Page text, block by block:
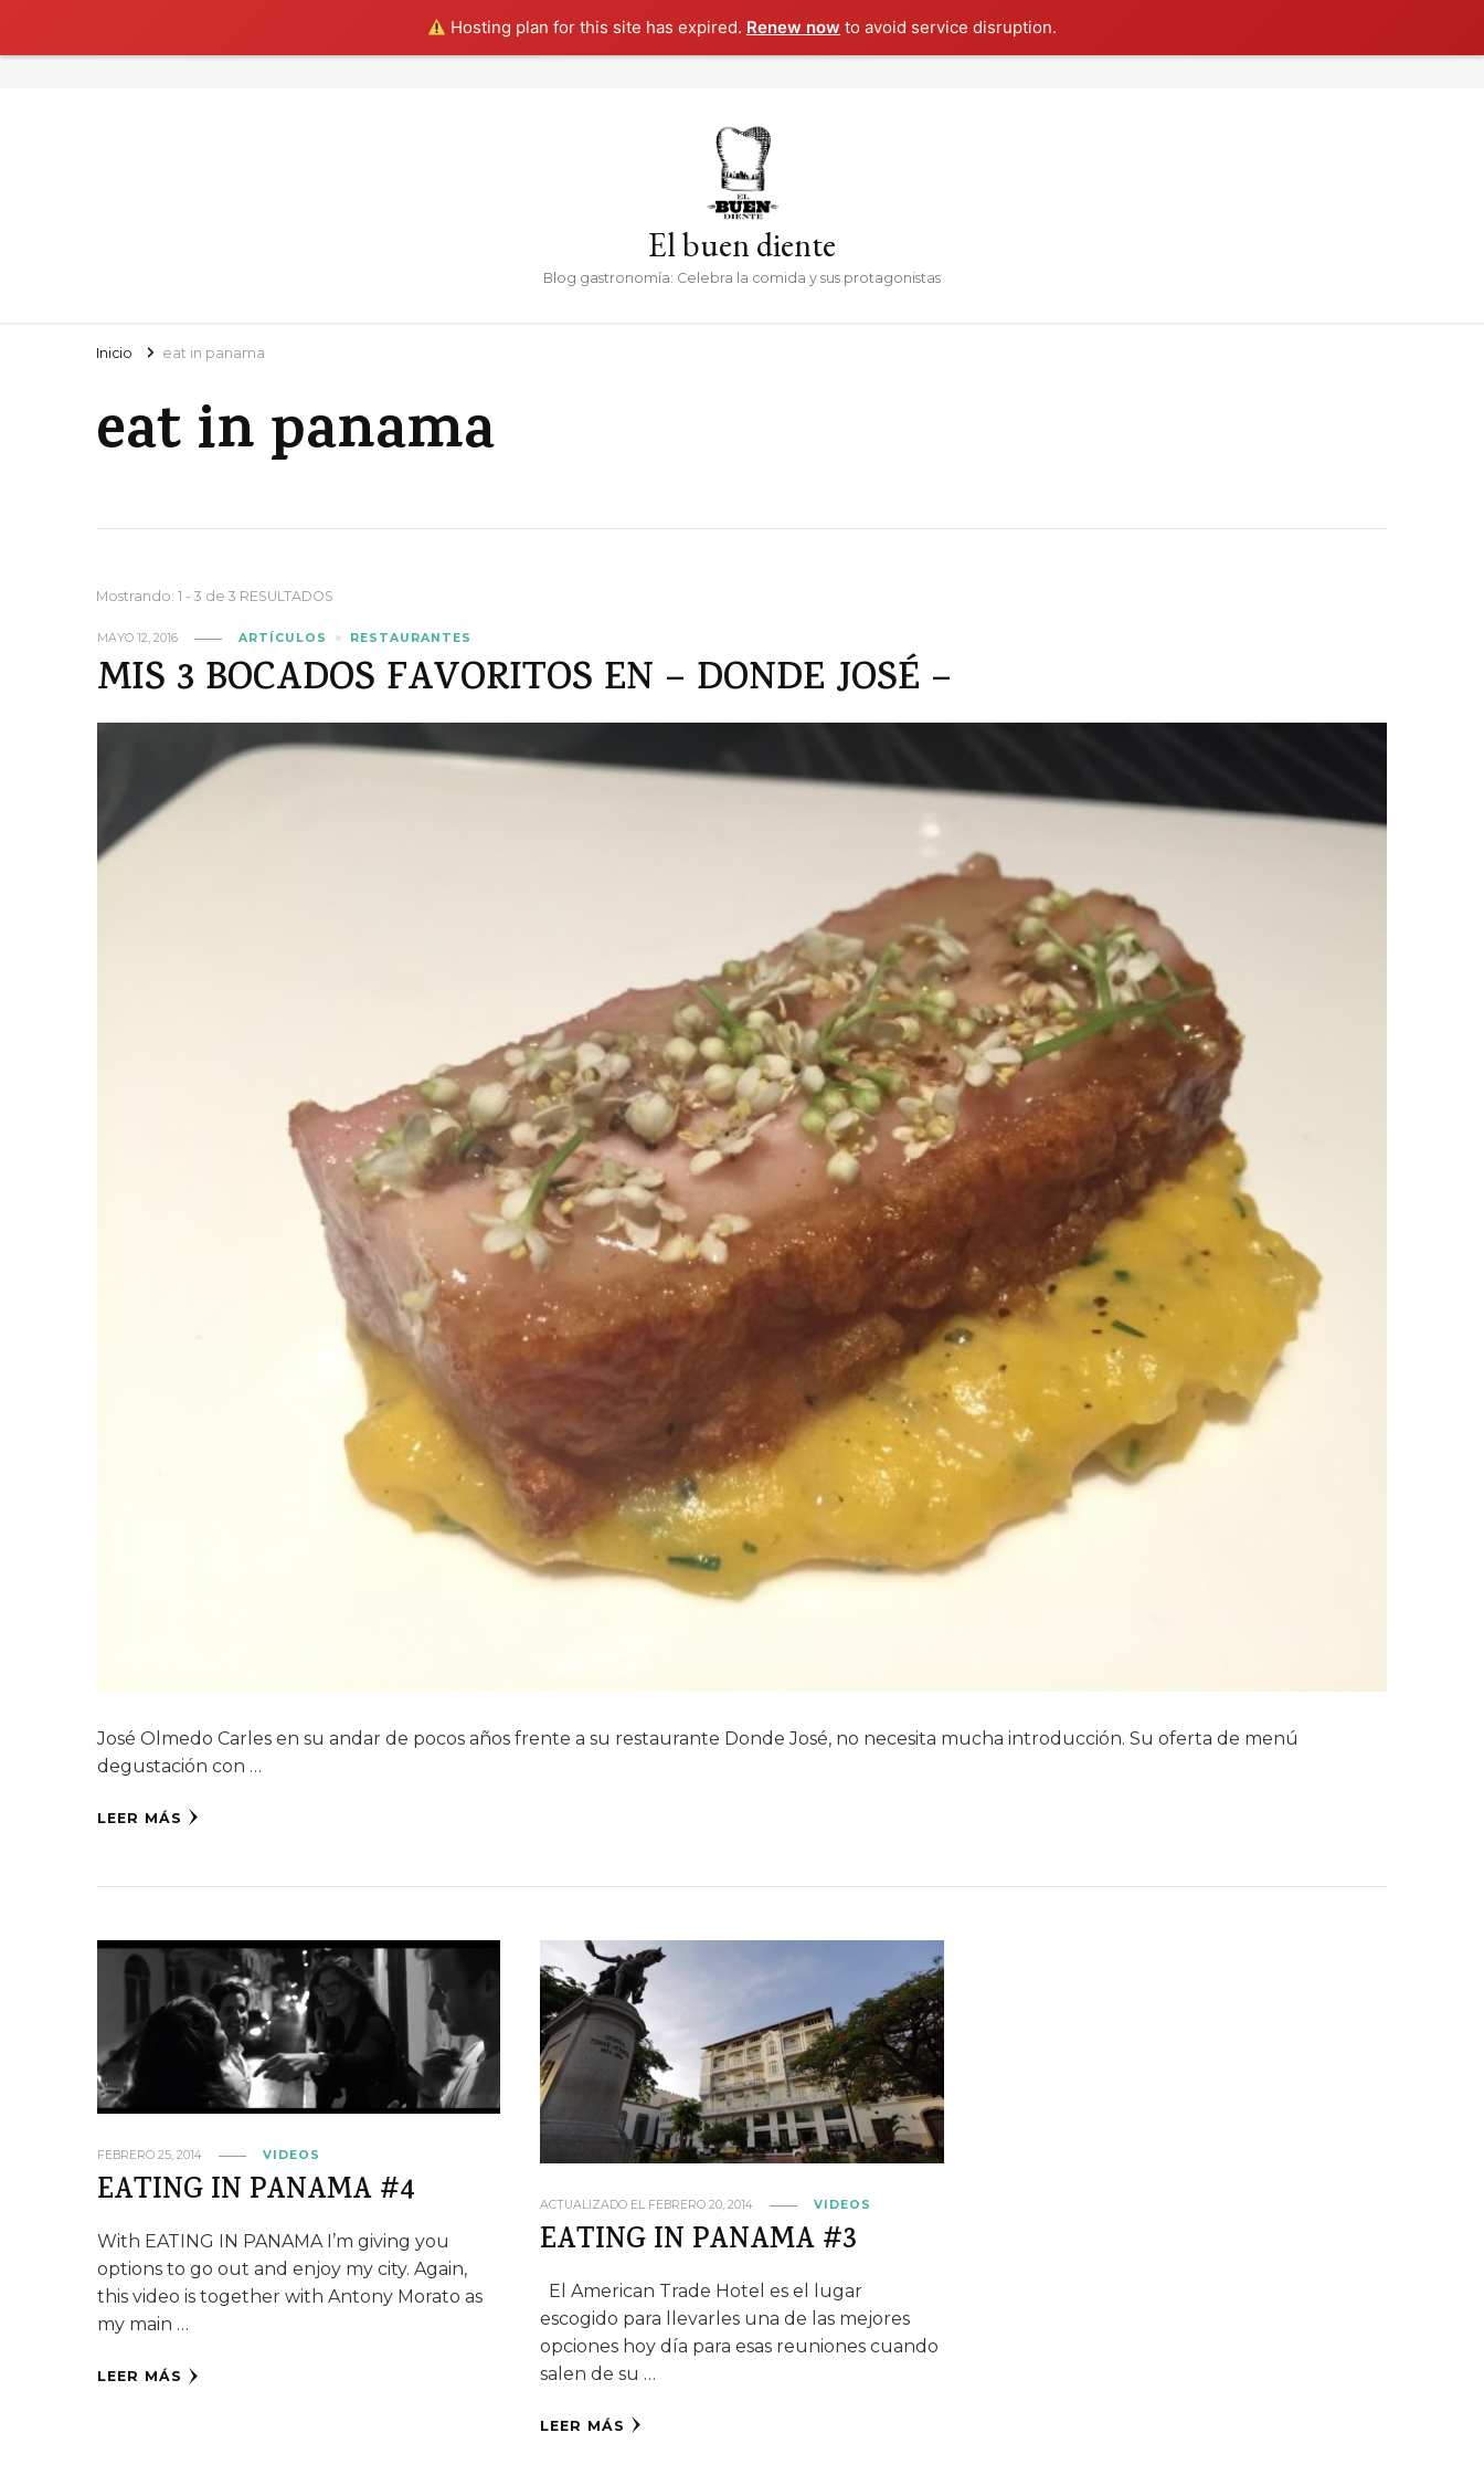
Hosting plan for this site has expired. Renew now to avoid service disruption.
El buen diente
Blog gastronomía: Celebra la comida y sus protagonistas
Inicio eat in panama
eat in panama
Mostrando: 1 - 3 de 3 RESULTADOS
MAYO 12, 2016 ARTÍCULOS RESTAURANTES
MIS 3 BOCADOS FAVORITOS EN – DONDE JOSÉ –
José Olmedo Carles en su andar de pocos años frente a su restaurante Donde José, no necesita mucha introducción. Su oferta de menú
degustación con …
LEER MÁS
FEBRERO 25, 2014 VIDEOS
EATING IN PANAMA #4
With EATING IN PANAMA I’m giving you
options to go out and enjoy my city. Again,
this video is together with Antony Morato as
my main …
LEER MÁS
ACTUALIZADO EL FEBRERO 20, 2014 VIDEOS
EATING IN PANAMA #3
El American Trade Hotel es el lugar
escogido para llevarles una de las mejores
opciones hoy día para esas reuniones cuando
salen de su …
LEER MÁS